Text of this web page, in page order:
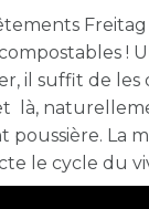
!
il suffit de les
là,
poussière. La
le cycle du